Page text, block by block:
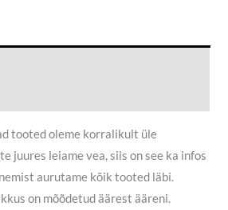
tooted oleme korralikult üle
juures leiame vea, siis on see ka infos
aurutame kõik tooted läbi.
on mõõdetud äärest ääreni.